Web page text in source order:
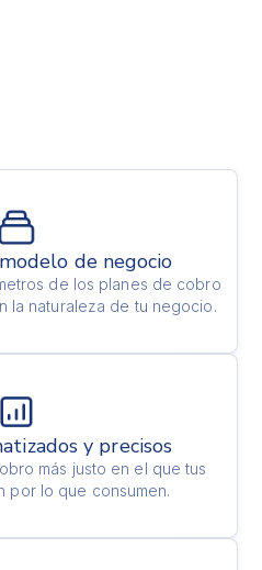
de negocio
de los planes de cobro
la naturaleza de tu negocio.
y precisos
más justo en el que tus
por lo que consumen.